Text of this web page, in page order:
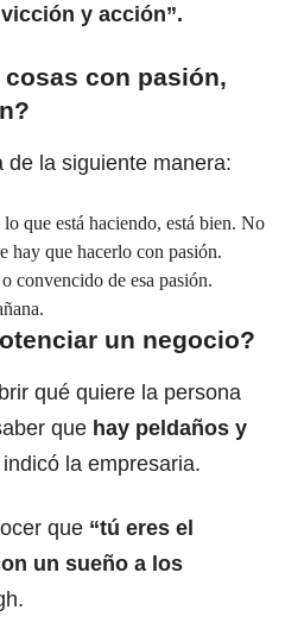
y acción”.
con pasión,
de la siguiente manera:
lo que está haciendo, está bien. No
hay que hacerlo con pasión.
convencido de esa pasión.
un negocio?
qué quiere la persona
que hay peldaños y
indicó la empresaria.
que “tú eres el
un sueño a los